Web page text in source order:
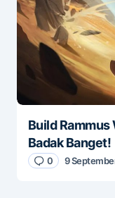
Build
Badak Banget!
0 9